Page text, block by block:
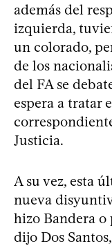
además del
izquierda,
un colorado,
de los
del FA se
espera a tratar
Justicia.
A su vez, esta
nueva
hizo Bandera o
dijo Dos